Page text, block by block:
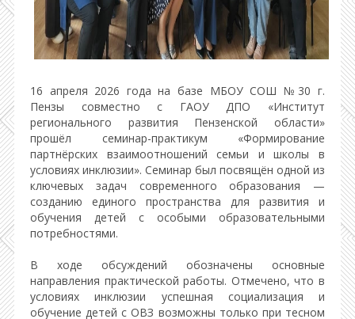
16 апреля 2026 года на базе МБОУ СОШ №30 г.
Пензы совместно с ГАОУ ДПО «Институт
регионального развития Пензенской области»
прошёл семинар-практикум «Формирование
партнёрских взаимоотношений семьи и школы в
условиях инклюзии». Семинар был посвящён одной из
ключевых задач современного образования —
созданию единого пространства для развития и
обучения детей с особыми образовательными
потребностями.
В ходе обсуждений обозначены основные
направления практической работы. Отмечено, что в
условиях инклюзии успешная социализация и
обучение детей с ОВЗ возможны только при тесном